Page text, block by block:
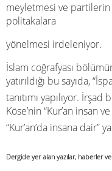
meyletmesi ve
politakalara
yönelmesi irdeleniyor.
İslam coğrafyası
yatırıldığı bu sayıda,
tanıtımı yapılıyor.
Köse’nin “Kur’an insan
“Kur’an’da insana dair”
Dergide yer alan yazılar, haberler